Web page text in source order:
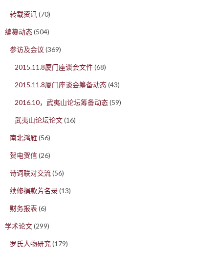
转载资讯(70)
编纂动态(504)
参访及会议 (369)
2015.11.8厦门座谈会文件(68)
2015.11.8厦门座谈会筹备动态(43)
2016.10，武夷山论坛筹备动态(59)
武夷山论坛论文(16)
南北鸿雁(56)
贺电贺信(26)
诗词联对交流(56)
续修捐款芳名录(13)
财务报表 (6)
学术论文(299)
罗氏人物研究(179)